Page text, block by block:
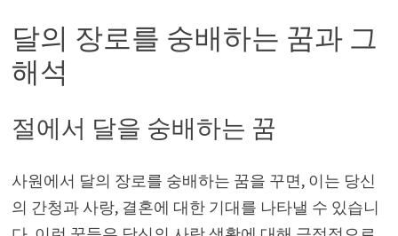
달의 장로를 숭배하는 꿈과 그
해석
절에서 달을 숭배하는 꿈
사원에서 달의 장로를 숭배하는 꿈을 꾸면, 이는 당신
의 간청과 사랑, 결혼에 대한 기대를 나타낼 수 있습니